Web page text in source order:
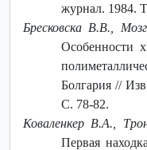
журнал. 1984.
Бресковска В.В.,
Особенности
Болгария //
С. 78-82.
Коваленкер В.А.,
Первая